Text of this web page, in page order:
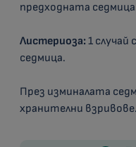
предходната
Листериоза:1 случай
седмица.
През изминалата
хранителни взривове.